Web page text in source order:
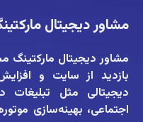
مشاور دیجیتال
مشاور دیجیتال مارکتینگ
بازدید از سایت و
دیجیتالی مثل
اجتماعی، بهینه‌سازی